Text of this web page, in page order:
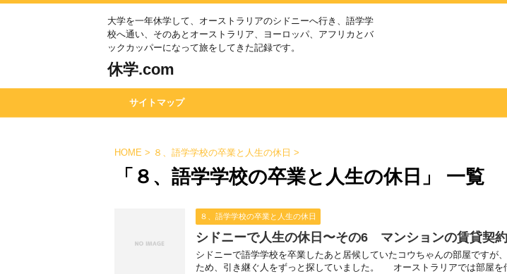
大学を一年休学して、オーストラリアのシドニーへ行き、語学学
校へ通い、そのあとオーストラリア、ヨーロッパ、アフリカとバ
ックカッパーになって旅をしてきた記録です。
休学.com
サイトマップ
HOME > ８、語学学校の卒業と人生の休日 >
「８、語学学校の卒業と人生の休日」 一覧
８、語学学校の卒業と人生の休日
シドニーで人生の休日〜その6 マンションの賃貸契
シドニーで語学学校を卒業したあと居候していたコウちゃんの部屋ですが
ため、引き継ぐ人をずっと探していました。 オーストラリアでは部屋を